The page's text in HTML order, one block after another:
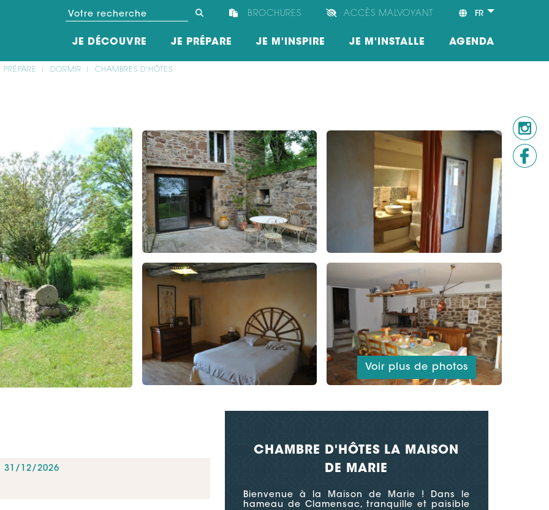
FR
ACCÈS MALVOYANT
BROCHURES
JE DÉCOUVRE JE PRÉPARE JE M'INSPIRE JE M'INSTALLE AGENDA
PRÉPARE DORMIR CHAMBRES D'HÔTES
Voir plus de photos
12/2026
CHAMBRE D'HÔTES LA MAISON
DE MARIE
Bienvenue à la Maison de Marie ! Dans le
hameau de Clamensac, tranquille et paisible